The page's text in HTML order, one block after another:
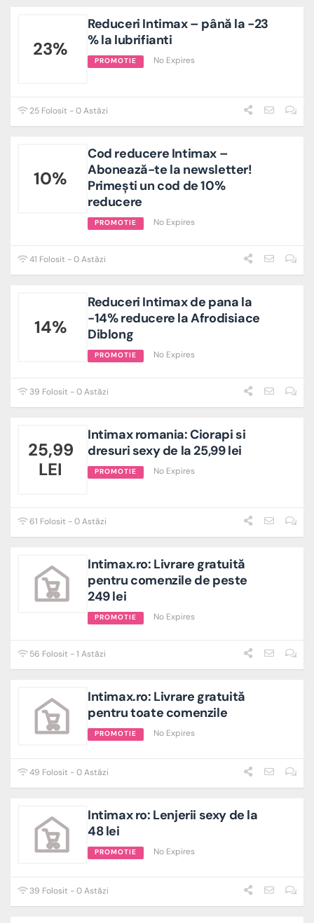
23%
Reduceri Intimax – până la -23
% la lubrifianti
PROMOTIE No Expires
25 Folosit - 0 Astăzi
10%
Cod reducere Intimax –
Abonează-te la newsletter!
Primești un cod de 10%
reducere
PROMOTIE No Expires
41 Folosit - 0 Astăzi
14%
Reduceri Intimax de pana la
-14% reducere la Afrodisiace
Diblong
PROMOTIE No Expires
39 Folosit - 0 Astăzi
25,99
LEI
Intimax romania: Ciorapi si
dresuri sexy de la 25,99 lei
PROMOTIE No Expires
61 Folosit - 0 Astăzi
Intimax.ro: Livrare gratuită
pentru comenzile de peste
249 lei
PROMOTIE No Expires
56 Folosit - 1 Astăzi
Intimax.ro: Livrare gratuită
pentru toate comenzile
PROMOTIE No Expires
49 Folosit - 0 Astăzi
Intimax ro: Lenjerii sexy de la
48 lei
PROMOTIE No Expires
39 Folosit - 0 Astăzi